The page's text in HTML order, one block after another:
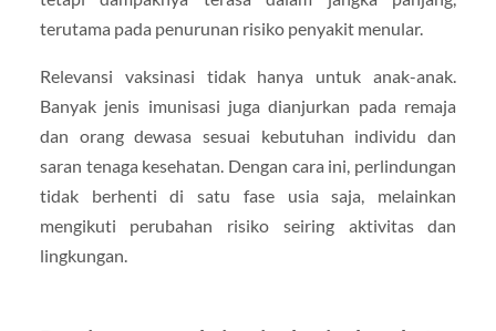
terutama pada penurunan risiko penyakit menular.
Relevansi vaksinasi tidak hanya untuk anak-anak.
Banyak jenis imunisasi juga dianjurkan pada remaja
dan orang dewasa sesuai kebutuhan individu dan
saran tenaga kesehatan. Dengan cara ini, perlindungan
tidak berhenti di satu fase usia saja, melainkan
mengikuti perubahan risiko seiring aktivitas dan
lingkungan.